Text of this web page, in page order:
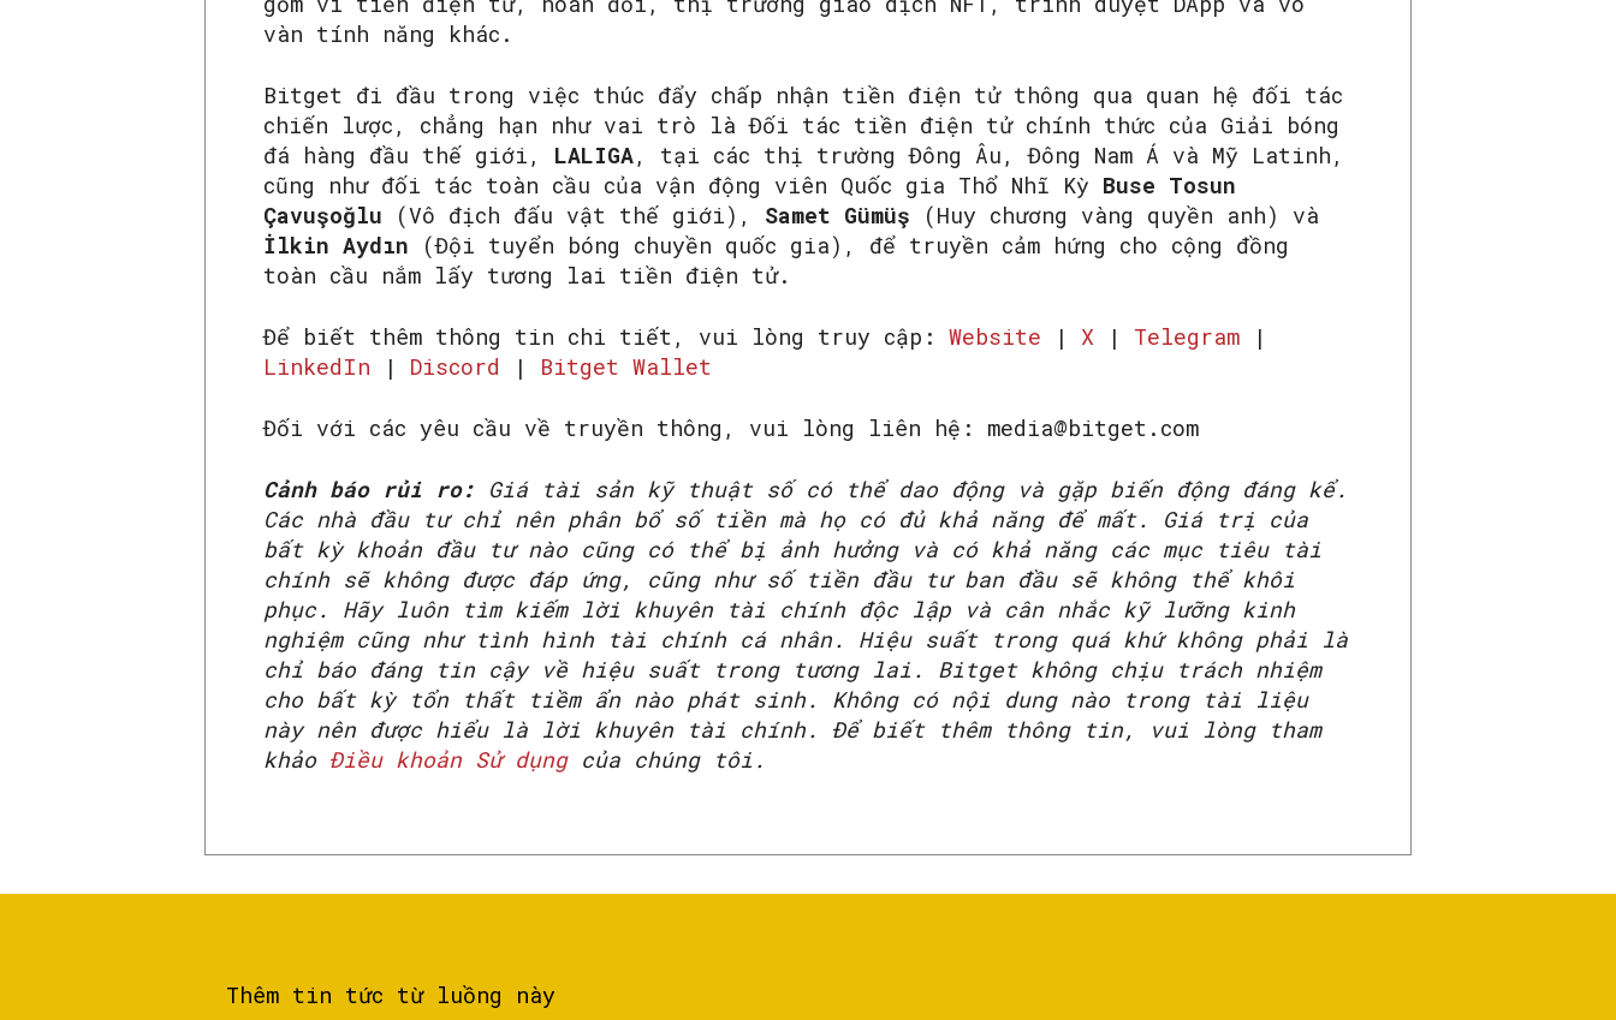
vàn tính năng khác.
Bitget đi đầu trong việc thúc đẩy chấp nhận tiền điện tử thông qua quan hệ đối tác
chiến lược, chẳng hạn như vai trò là Đối tác tiền điện tử chính thức của Giải bóng
đá hàng đầu thế giới, LALIGA, tại các thị trường Đông Âu, Đông Nam Á và Mỹ Latinh,
cũng như đối tác toàn cầu của vận động viên Quốc gia Thổ Nhĩ Kỳ Buse Tosun
Çavuşoğlu
(Vô địch đấu vật thế giới), Samet Gümüş (Huy chương vàng quyền anh) và
İlkin Aydın (Đội tuyển bóng chuyền quốc gia), để truyền cảm hứng cho cộng đồng
toàn cầu nắm lấy tương lai tiền điện tử.
Để biết thêm thông tin chi tiết, vui lòng truy cập: Website | X | Telegram |
LinkedIn | Discord | Bitget Wallet
Đối với các yêu cầu về truyền thông, vui lòng liên hệ: media@bitget.com
Cảnh báo rủi ro: Giá tài sản kỹ thuật số có thể dao động và gặp biến động đáng kể.
Các nhà đầu tư chỉ nên phân bổ số tiền mà họ có đủ khả năng để mất. Giá trị của
bất kỳ khoản đầu tư nào cũng có thể bị ảnh hưởng và có khả năng các mục tiêu tài
chính sẽ không được đáp ứng, cũng như số tiền đầu tư ban đầu sẽ không thể khôi
phục. Hãy luôn tìm kiếm lời khuyên tài chính độc lập và cân nhắc kỹ lưỡng kinh
nghiệm cũng như tình hình tài chính cá nhân. Hiệu suất trong quá khứ không phải là
chỉ báo đáng tin cậy về hiệu suất trong tương lai. Bitget không chịu trách nhiệm
cho bất kỳ tổn thất tiềm ẩn nào phát sinh. Không có nội dung nào trong tài liệu
này nên được hiểu là lời khuyên tài chính. Để biết thêm thông tin, vui lòng tham
khảo Điều khoản Sử dụngcủa chúng tôi.
Thêm tin tức từ luồng này